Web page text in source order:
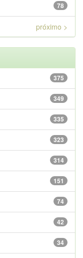
78
próximo >
375
349
335
323
314
151
74
42
34